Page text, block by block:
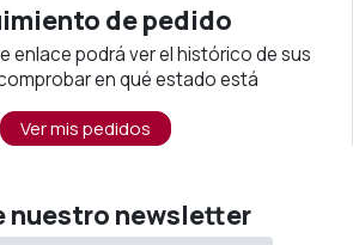
de pedido
enlace podrá ver el histórico de sus
en qué estado está
Ver mis pedidos
nuestro newsletter